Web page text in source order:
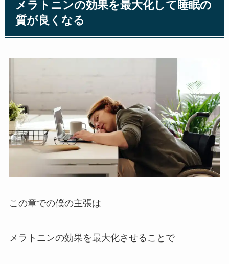
メラトニンの効果を最大化して睡眠の
質が良くなる
この章での僕の主張は
メラトニンの効果を最大化させることで